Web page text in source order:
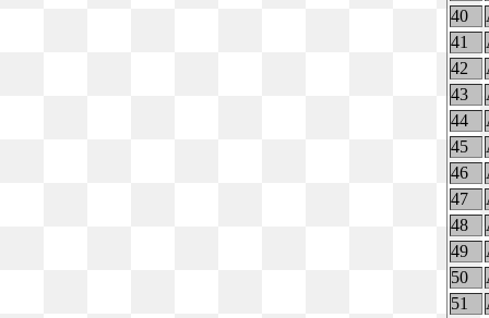
40
41
42
43
44
45
46
47
48
49
50
51